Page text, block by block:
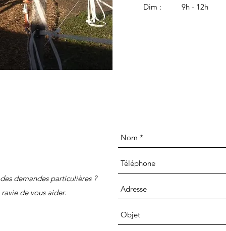
Dim : 9h - 12h
demandes particulières ?
de vous aider.